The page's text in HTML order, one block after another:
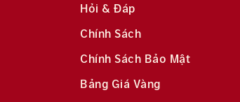
Hỏi & Đáp
Chính Sách
Chính Sách Bảo Mật
Bảng Giá Vàng